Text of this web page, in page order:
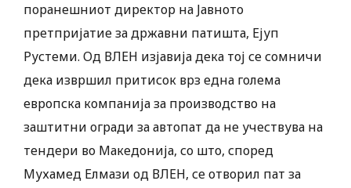
поранешниот директор на Јавното
претпријатие за државни патишта, Ејуп
Рустеми. Од ВЛЕН изјавија дека тој се сомничи
дека извршил притисок врз една голема
европска компанија за производство на
заштитни огради за автопат да не учествува на
тендери во Македонија, со што, според
Мухамед Елмази од ВЛЕН, се отворил пат за